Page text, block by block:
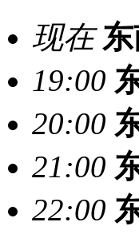
现在
19:00
20:00
21:00
22:00